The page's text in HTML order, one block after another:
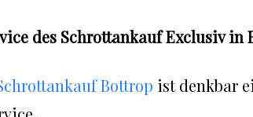
des Schrottankauf Exclusiv in
Bottrop ist denkbar